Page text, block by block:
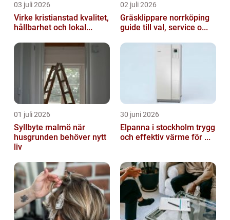
03 juli 2026
Virke kristianstad kvalitet,
hållbarhet och lokal...
02 juli 2026
Gräsklippare norrköping
guide till val, service o...
01 juli 2026
Syllbyte malmö när
husgrunden behöver nytt
liv
30 juni 2026
Elpanna i stockholm trygg
och effektiv värme för ...